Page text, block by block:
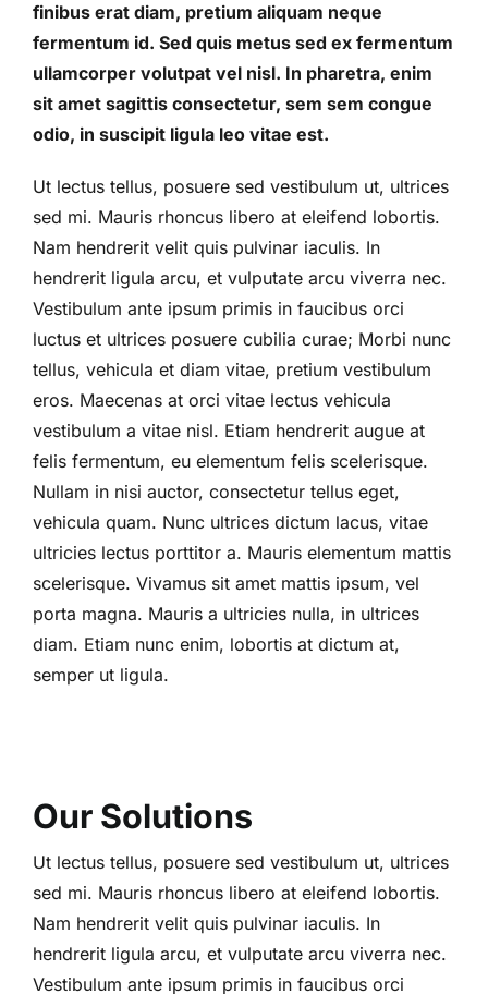
finibus erat diam, pretium aliquam neque
fermentum id. Sed quis metus sed ex fermentum
ullamcorper volutpat vel nisl. In pharetra, enim
sit amet sagittis consectetur, sem sem congue
odio, in suscipit ligula leo vitae est.
Ut lectus tellus, posuere sed vestibulum ut, ultrices
sed mi. Mauris rhoncus libero at eleifend lobortis.
Nam hendrerit velit quis pulvinar iaculis. In
hendrerit ligula arcu, et vulputate arcu viverra nec.
Vestibulum ante ipsum primis in faucibus orci
luctus et ultrices posuere cubilia curae; Morbi nunc
tellus, vehicula et diam vitae, pretium vestibulum
eros. Maecenas at orci vitae lectus vehicula
vestibulum a vitae nisl. Etiam hendrerit augue at
felis fermentum, eu elementum felis scelerisque.
Nullam in nisi auctor, consectetur tellus eget,
vehicula quam. Nunc ultrices dictum lacus, vitae
ultricies lectus porttitor a. Mauris elementum mattis
scelerisque. Vivamus sit amet mattis ipsum, vel
porta magna. Mauris a ultricies nulla, in ultrices
diam. Etiam nunc enim, lobortis at dictum at,
semper ut ligula.
Our Solutions
Ut lectus tellus, posuere sed vestibulum ut, ultrices
sed mi. Mauris rhoncus libero at eleifend lobortis.
Nam hendrerit velit quis pulvinar iaculis. In
hendrerit ligula arcu, et vulputate arcu viverra nec.
Vestibulum ante ipsum primis in faucibus orci